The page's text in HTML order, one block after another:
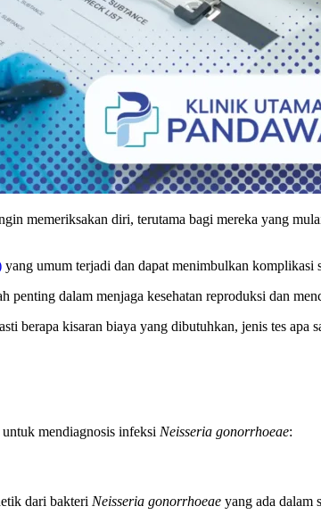
memeriksakan diri, terutama bagi mereka yang
yang umum terjadi dan dapat menimbulkan komplikasi
penting dalam menjaga kesehatan reproduksi dan
berapa kisaran biaya yang dibutuhkan, jenis tes apa
mendiagnosis infeksi Neisseria gonorrhoeae:
dari bakteri Neisseria gonorrhoeae yang ada dalam